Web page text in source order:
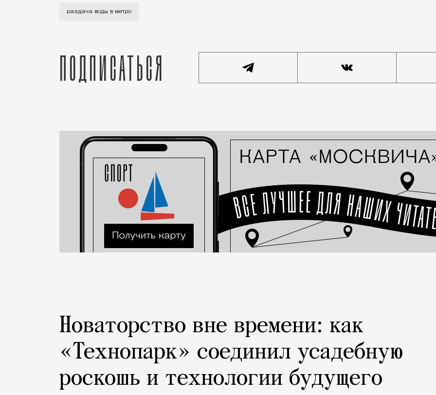
Последние пару недель погода в Москве напоминает качели: то жара, то холодно, то
раздача воды в метро
Подписаться
Новаторство вне времени: как
«Технопарк» соединил усадебную
роскошь и технологии будущего